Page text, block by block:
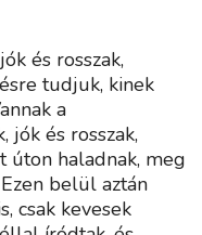
és rosszak,
tudjuk, kinek
a
jók és rosszak,
úton haladnak, meg
belül aztán
csak kevesek